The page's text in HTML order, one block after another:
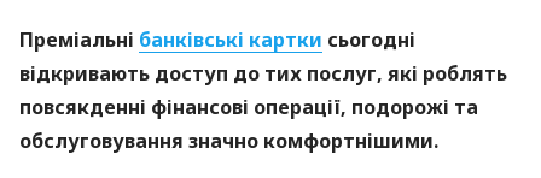
Преміальні банківські картки сьогодні
відкривають доступ до тих послуг, які роблять
повсякденні фінансові операції, подорожі та
обслуговування значно комфортнішими.